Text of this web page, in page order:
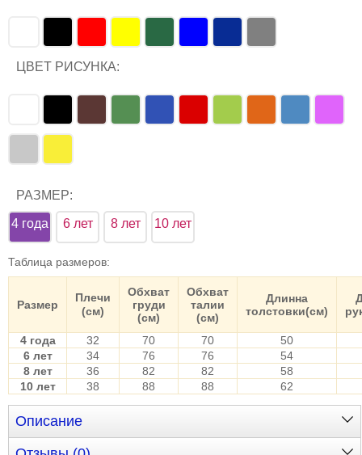
ЦВЕТ РИСУНКА:
РАЗМЕР:
4 года 6 лет 8 лет 10 лет
Таблица размеров:
Размер
Плечи
(см)
Обхват
груди
(см)
Обхват
талии
(см)
Длинна
толстовки(см)
4 года 32 70 70
50
6 лет
34 76 76
54
8 лет
36 82 82
58
10 лет
38 88 88 62
Описание